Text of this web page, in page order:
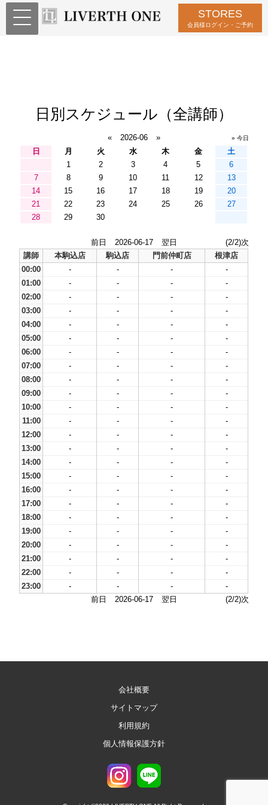
STORES
会員様ログイン・ご予約
日別スケジュール（全講師）
« 2026-06 » » 今日
日 月 火 水 木 金
土
1
2 3 4 5
6
7
8 9 10 11 12
13
14
15 16 17 18 19
20
21
22 23 24 25 26
27
28
29 30
前日 2026-06-17 翌日
(2/2)次
講師
本駒込店 駒込店 門前仲町店
根津店
00:00
- - -
-
01:00
- - -
-
02:00
- - -
-
03:00
- - -
-
04:00
- - -
-
05:00
- - -
-
06:00
- - -
-
07:00
- - -
-
08:00
- - -
-
09:00
- - -
-
10:00
- - -
-
11:00
- - -
-
12:00
- - -
-
13:00
- - -
-
14:00
- - -
-
15:00
- - -
-
16:00
- - -
-
17:00
- - -
-
18:00
- - -
-
19:00
- - -
-
20:00
- - -
-
21:00
- - -
-
22:00
- - -
-
23:00
- - -
-
前日
2026-06-17 翌日 (2/2)次
会社概要
サイトマップ
利用規約
個人情報保護方針